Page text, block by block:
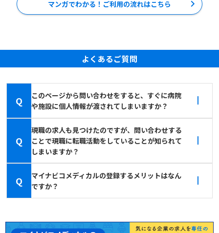
マンガでわかる！ご利用の流れはこちら
よくあるご質問
Q
このページから問い合わせをすると、すぐに病院
や施設に個人情報が渡されてしまいますか？
Q
現職の求人も見つけたのですが、問い合わせする
ことで現職に転職活動をしていることが知られて
しまいますか？
Q
マイナビコメディカルの登録するメリットはなん
ですか？